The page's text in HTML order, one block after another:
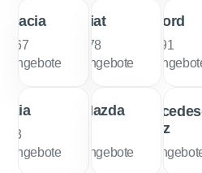
Dacia
267
Angebote
Fiat
278
Angebote
Ford
891
Kia
93
Angebote
Mazda
Angebote
Benz